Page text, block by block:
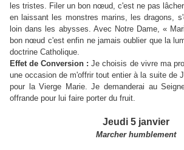
les tristes. Filer un bon nœud, c'est ne pas
en laissant les monstres marins, les dragons,
loin dans les abysses. Avec Notre Dame, «
bon nœud c'est enfin ne jamais oublier que la
doctrine Catholique.
Effet de Conversion : Je choisis de vivre ma
une occasion de m'offrir tout entier à la suite de
pour la Vierge Marie. Je demanderai au
offrande pour lui faire porter du fruit.
Jeudi 5 janvier
Marcher humblement